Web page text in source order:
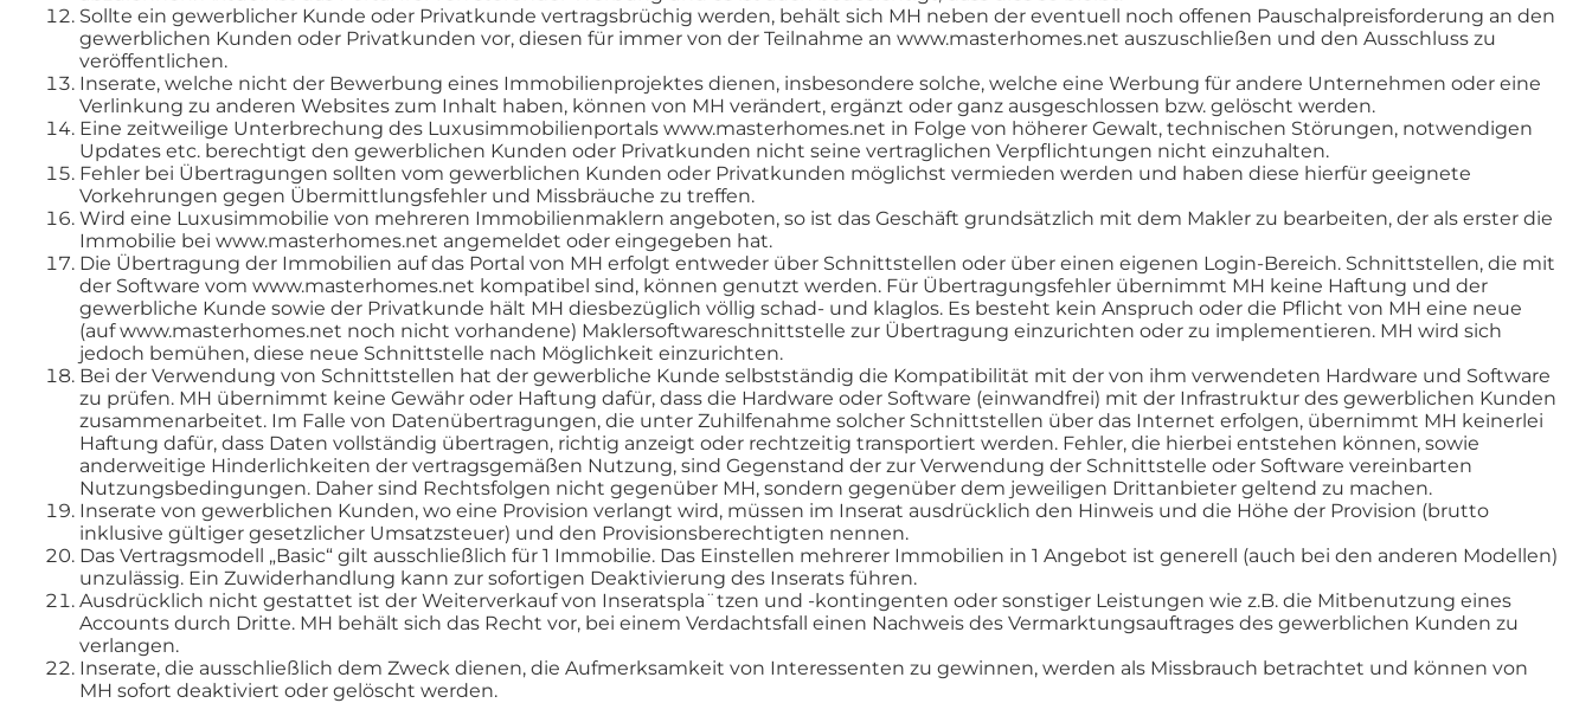
Sollte ein gewerblicher Kunde oder Privatkunde vertragsbrüchig werden, behält sich MH neben der eventuell noch offenen Pauschalpreisforderung an den
gewerblichen Kunden oder Privatkunden vor, diesen für immer von der Teilnahme an www.masterhomes.net auszuschließen und den Ausschluss zu
veröffentlichen.
Inserate, welche nicht der Bewerbung eines Immobilienprojektes dienen, insbesondere solche, welche eine Werbung für andere Unternehmen oder eine
Verlinkung zu anderen Websites zum Inhalt haben, können von MH verändert, ergänzt oder ganz ausgeschlossen bzw. gelöscht werden.
Eine zeitweilige Unterbrechung des Luxusimmobilienportals www.masterhomes.net in Folge von höherer Gewalt, technischen Störungen, notwendigen
Updates etc. berechtigt den gewerblichen Kunden oder Privatkunden nicht seine vertraglichen Verpflichtungen nicht einzuhalten.
Fehler bei Übertragungen sollten vom gewerblichen Kunden oder Privatkunden möglichst vermieden werden und haben diese hierfür geeignete
Vorkehrungen gegen Übermittlungsfehler und Missbräuche zu treffen.
Wird eine Luxusimmobilie von mehreren Immobilienmaklern angeboten, so ist das Geschäft grundsätzlich mit dem Makler zu bearbeiten, der als erster die
Immobilie bei www.masterhomes.net angemeldet oder eingegeben hat.
Die Übertragung der Immobilien auf das Portal von MH erfolgt entweder über Schnittstellen oder über einen eigenen Login-Bereich. Schnittstellen, die mit
der Software vom www.masterhomes.net kompatibel sind, können genutzt werden. Für Übertragungsfehler übernimmt MH keine Haftung und der
gewerbliche Kunde sowie der Privatkunde hält MH diesbezüglich völlig schad- und klaglos. Es besteht kein Anspruch oder die Pflicht von MH eine neue
(auf www.masterhomes.net noch nicht vorhandene) Maklersoftwareschnittstelle zur Übertragung einzurichten oder zu implementieren. MH wird sich
jedoch bemühen, diese neue Schnittstelle nach Möglichkeit einzurichten.
Bei der Verwendung von Schnittstellen hat der gewerbliche Kunde selbstständig die Kompatibilität mit der von ihm verwendeten Hardware und Software
zu prüfen. MH übernimmt keine Gewähr oder Haftung dafür, dass die Hardware oder Software (einwandfrei) mit der Infrastruktur des gewerblichen Kunden
zusammenarbeitet. Im Falle von Datenübertragungen, die unter Zuhilfenahme solcher Schnittstellen über das Internet erfolgen, übernimmt MH keinerlei
Haftung dafür, dass Daten vollständig übertragen, richtig anzeigt oder rechtzeitig transportiert werden. Fehler, die hierbei entstehen können, sowie
anderweitige Hinderlichkeiten der vertragsgemäßen Nutzung, sind Gegenstand der zur Verwendung der Schnittstelle oder Software vereinbarten
Nutzungsbedingungen. Daher sind Rechtsfolgen nicht gegenüber MH, sondern gegenüber dem jeweiligen Drittanbieter geltend zu machen.
Inserate von gewerblichen Kunden, wo eine Provision verlangt wird, müssen im Inserat ausdrücklich den Hinweis und die Höhe der Provision (brutto
inklusive gültiger gesetzlicher Umsatzsteuer) und den Provisionsberechtigten nennen.
Das Vertragsmodell „Basic“ gilt ausschließlich für 1 Immobilie. Das Einstellen mehrerer Immobilien in 1 Angebot ist generell (auch bei den anderen Modellen)
unzulässig. Ein Zuwiderhandlung kann zur sofortigen Deaktivierung des Inserats führen.
Ausdrücklich nicht gestattet ist der Weiterverkauf von Inseratspla¨tzen und -kontingenten oder sonstiger Leistungen wie z.B. die Mitbenutzung eines
Accounts durch Dritte. MH behält sich das Recht vor, bei einem Verdachtsfall einen Nachweis des Vermarktungsauftrages des gewerblichen Kunden zu
verlangen.
Inserate, die ausschließlich dem Zweck dienen, die Aufmerksamkeit von Interessenten zu gewinnen, werden als Missbrauch betrachtet und können von
MH sofort deaktiviert oder gelöscht werden.